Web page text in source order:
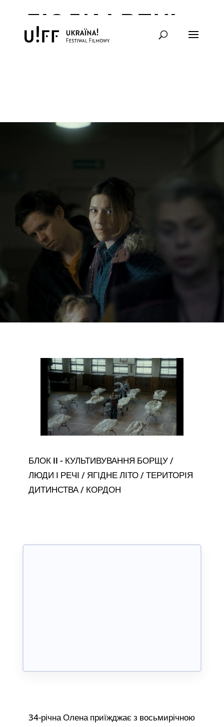
ЛЮДИ І РЕЧІ –
БЛОК II
БЛОК II - КУЛЬТИВУВАННЯ БОРЩУ /
ЛЮДИ І РЕЧІ / ЯГІДНЕ ЛІТО / ТЕРИТОРІЯ
ДИТИНСТВА / КОРДОН
34-річна Олена приїжджає з восьмирічною